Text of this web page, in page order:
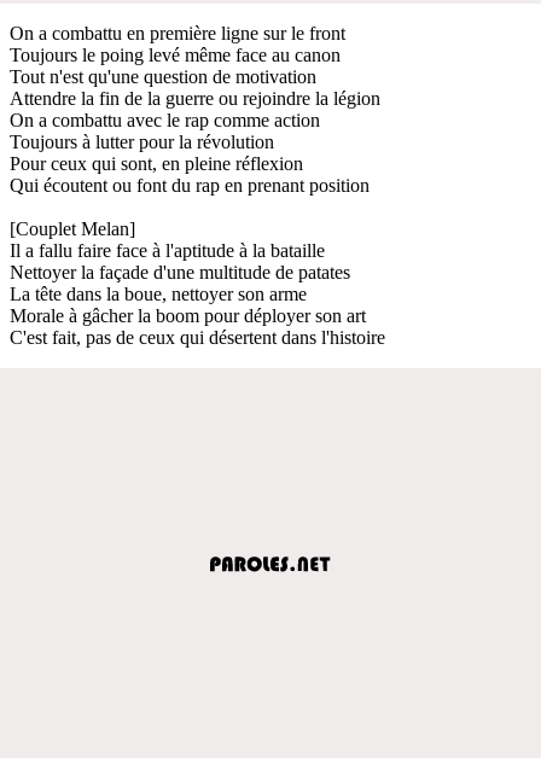
On a combattu en première ligne sur le front
Toujours le poing levé même face au canon
Tout n'est qu'une question de motivation
Attendre la fin de la guerre ou rejoindre la légion
On a combattu avec le rap comme action
Toujours à lutter pour la révolution
Pour ceux qui sont, en pleine réflexion
Qui écoutent ou font du rap en prenant position
[Couplet Melan]
Il a fallu faire face à l'aptitude à la bataille
Nettoyer la façade d'une multitude de patates
La tête dans la boue, nettoyer son arme
Morale à gâcher la boom pour déployer son art
C'est fait, pas de ceux qui désertent dans l'histoire